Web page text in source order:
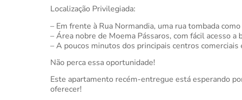
Localização Privilegiada:
– Em frente à Rua Normandia, uma rua tombada
– Área nobre de Moema Pássaros, com fácil acesso
– A poucos minutos dos principais centros
Não perca essa oportunidade!
Este apartamento recém-entregue está esperando
oferecer!